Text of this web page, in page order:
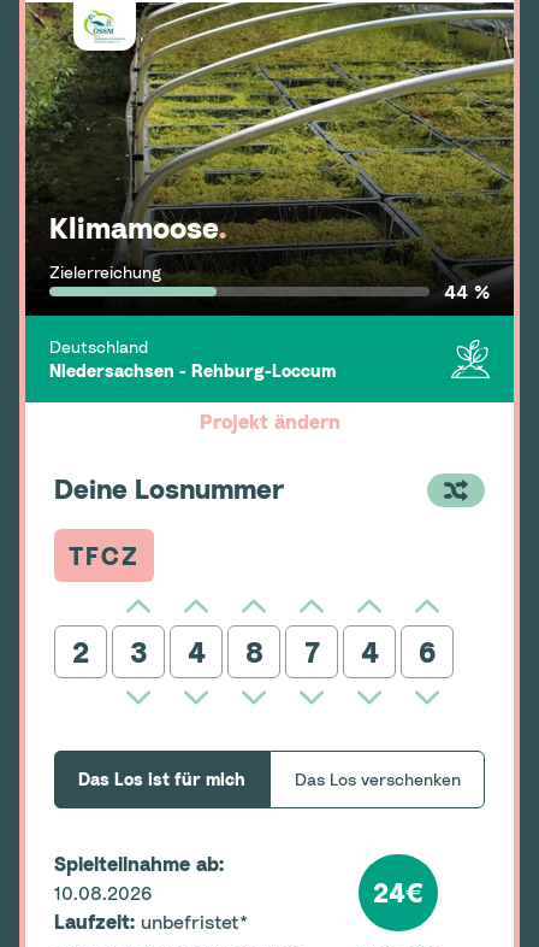
Klimamoose.
Zielerreichung
44 %
Deutschland
Niedersachsen - Rehburg-Loccum
Projekt ändern
Deine Losnummer
TFCZ
2
Das Los ist für mich Das Los verschenken
Spielteilnahme ab:
10.08.2026
Laufzeit: unbefristet*
24€